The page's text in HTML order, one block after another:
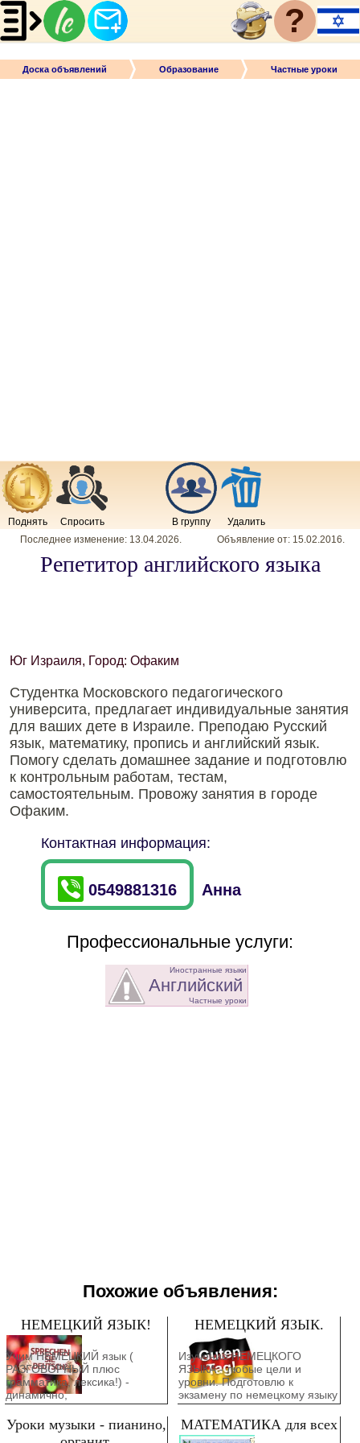
?
Доска объявлений Образование Частные уроки
Поднять Спросить В группу
Удалить
Последнее изменение: 13.04.2026. Объявление от: 15.02.2016.
Репетитор английского языка
Юг Израиля, Город: Офаким
Студентка Московского педагогического
университа, предлагает индивидуальные занятия
для ваших дете в Израиле. Преподаю Русский
язык, математику, пропись и английский язык.
Помогу сделать домашнее задание и подготовлю
к контрольным работам, тестам,
самостоятельным. Провожу занятия в городе
Офаким.
Контактная информация:
0549881316 Анна
Профессиональные услуги:
Частные уроки
Иностранные языки
Английский
Похожие объявления:
НЕМЕЦКИЙ ЯЗЫК!
Учим НЕМЕЦКИЙ язык (
РАЗГОВОРНЫЙ плюс
грамматика, лексика!) -
динамично,
профессионально и нескучно.
Вы раньше никогда не
изучали немецкий? Моя
НЕМЕЦКИЙ ЯЗЫК.
Изучение НЕМЕЦКОГО
ЯЗЫКА - любые цели и
уровни. Подготовлю к
экзамену по немецкому языку
( с нуля!) на уровень А1- А2
за 6-7 месяцев.Подготовка на
уровень В1-В2 и выше, к
Уроки музыки - пианино,
МАТЕМАТИКА для всех